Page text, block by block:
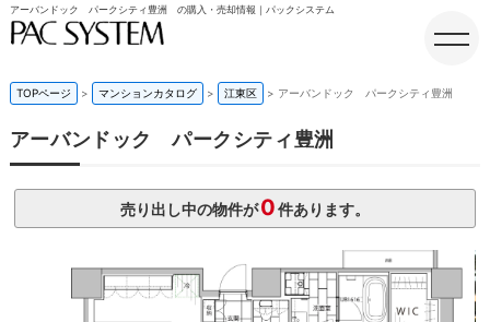
アーバンドック パークシティ豊洲 の購入・売却情報｜パックシステム
TOPページ マンションカタログ 江東区 アーバンドック パークシティ豊洲
アーバンドック パークシティ豊洲
売り出し中の物件が0件あります。